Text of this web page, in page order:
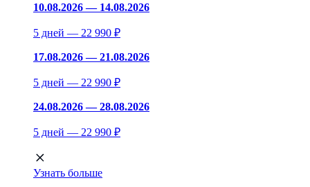
10.08.2026 — 14.08.2026
5 дней — 22 990 ₽
17.08.2026 — 21.08.2026
5 дней — 22 990 ₽
24.08.2026 — 28.08.2026
5 дней — 22 990 ₽
Узнать больше